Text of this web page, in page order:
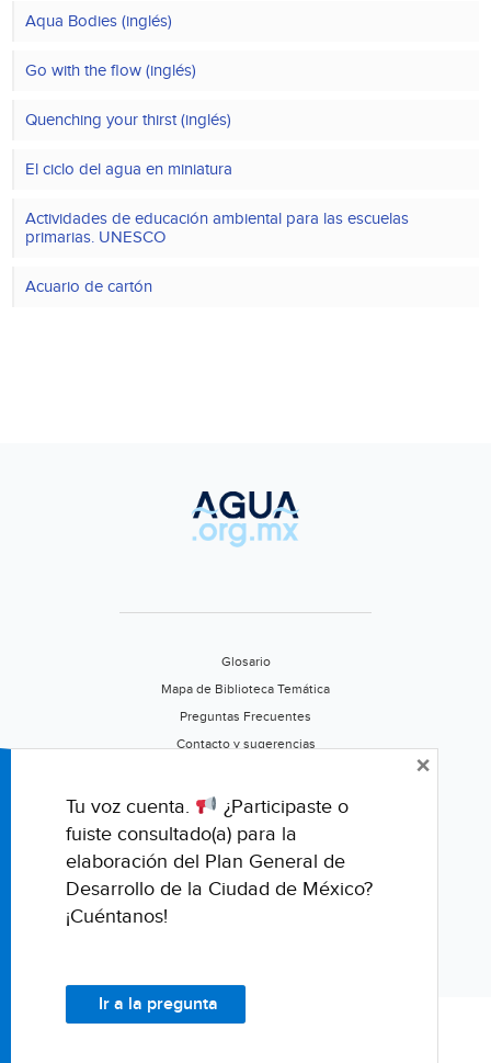
Aqua Bodies (inglés)
Go with the flow (inglés)
Quenching your thirst (inglés)
El ciclo del agua en miniatura
Actividades de educación ambiental para las escuelas
primarias. UNESCO
Acuario de cartón
Glosario
Mapa de Biblioteca Temática
Preguntas Frecuentes
Contacto y sugerencias
Califica este portal
Tu voz cuenta.
¿Participaste o
fuiste consultado(a) para la
elaboración del Plan General de
Desarrollo de la Ciudad de México?
¡Cuéntanos!
Ir a la pregunta
×